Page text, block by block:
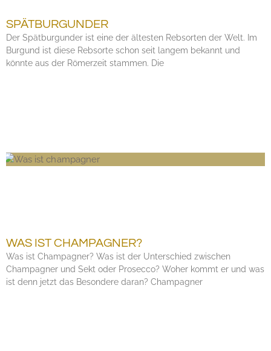
SPÄTBURGUNDER
Der Spätburgunder ist eine der ältesten Rebsorten der Welt. Im
Burgund ist diese Rebsorte schon seit langem bekannt und
könnte aus der Römerzeit stammen. Die
WAS IST CHAMPAGNER?
Was ist Champagner? Was ist der Unterschied zwischen
Champagner und Sekt oder Prosecco? Woher kommt er und was
ist denn jetzt das Besondere daran? Champagner